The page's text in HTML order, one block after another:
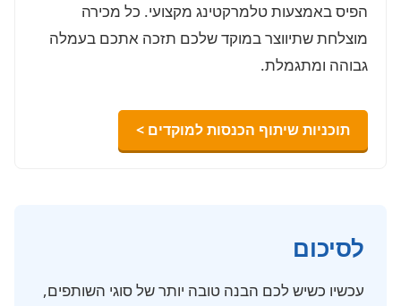
הפיס באמצעות טלמרקטינג מקצועי. כל מכירה
מוצלחת שתיווצר במוקד שלכם תזכה אתכם בעמלה
גבוהה ומתגמלת.
תוכניות שיתוף הכנסות למוקדים >
לסיכום
עכשיו כשיש לכם הבנה טובה יותר של סוגי השותפים,